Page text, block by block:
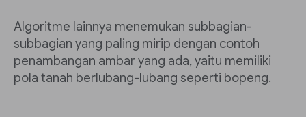
Algoritme lainnya menemukan subbagian-
subbagian yang paling mirip dengan contoh
penambangan ambar yang ada, yaitu memiliki
pola tanah berlubang-lubang seperti bopeng.